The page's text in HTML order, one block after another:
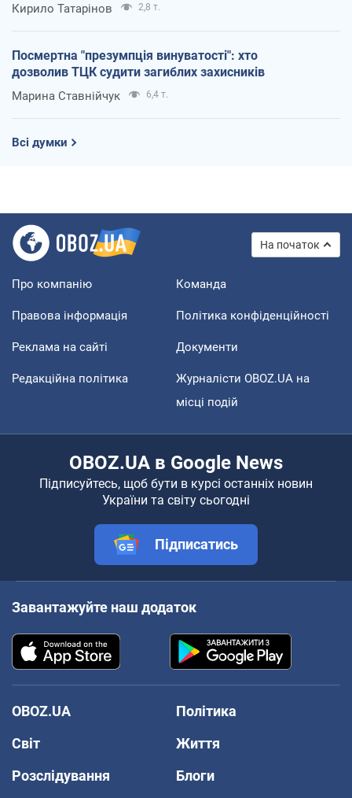
Кирило Татарінов 2,8 т.
Посмертна "презумпція винуватості": хто
дозволив ТЦК судити загиблих захисників
Марина Ставнійчук 6,4 т.
Всі думки
На початок
Про компанію Команда
Правова інформація Політика конфіденційності
Реклама на сайті Документи
Редакційна політика
Журналісти OBOZ.UA на
місці подій
OBOZ.UA в Google News
Підписуйтесь, щоб бути в курсі останніх новин
України та світу сьогодні
Підписатись
Завантажуйте наш додаток
OBOZ.UA
Політика
Світ
Життя
Розслідування
Блоги